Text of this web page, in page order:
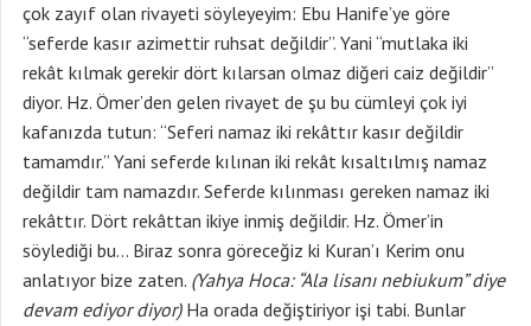
çok zayıf olan rivayeti söyleyeyim: Ebu Hanife’ye göre
“seferde kasır azimettir ruhsat değildir”. Yani “mutlaka iki
rekât kılmak gerekir dört kılarsan olmaz diğeri caiz değildir”
diyor. Hz. Ömer’den gelen rivayet de şu bu cümleyi çok iyi
kafanızda tutun: “Seferi namaz iki rekâttır kasır değildir
tamamdır.” Yani seferde kılınan iki rekât kısaltılmış namaz
değildir tam namazdır. Seferde kılınması gereken namaz iki
rekâttır. Dört rekâttan ikiye inmiş değildir. Hz. Ömer’in
söylediği bu… Biraz sonra göreceğiz ki Kuran’ı Kerim onu
anlatıyor bize zaten. (Yahya Hoca: “Ala lisanı nebiukum” diye
devam ediyor diyor) Ha orada değiştiriyor işi tabi. Bunlar